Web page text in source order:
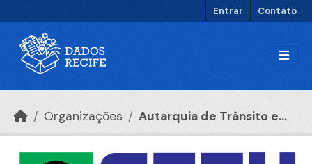
Entrar Contato
Organizações Autarquia de Trânsito e...